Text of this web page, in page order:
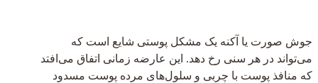
جوش صورت یا آکنه یک مشکل پوستی شایع است که
می‌تواند در هر سنی رخ دهد. این عارضه زمانی اتفاق می‌افتد
که منافذ پوست با چربی و سلول‌های مرده پوست مسدود